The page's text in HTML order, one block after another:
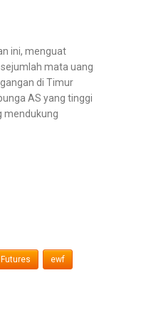
ini, menguat
mata uang
di Timur
AS yang tinggi
mendukung
ewf